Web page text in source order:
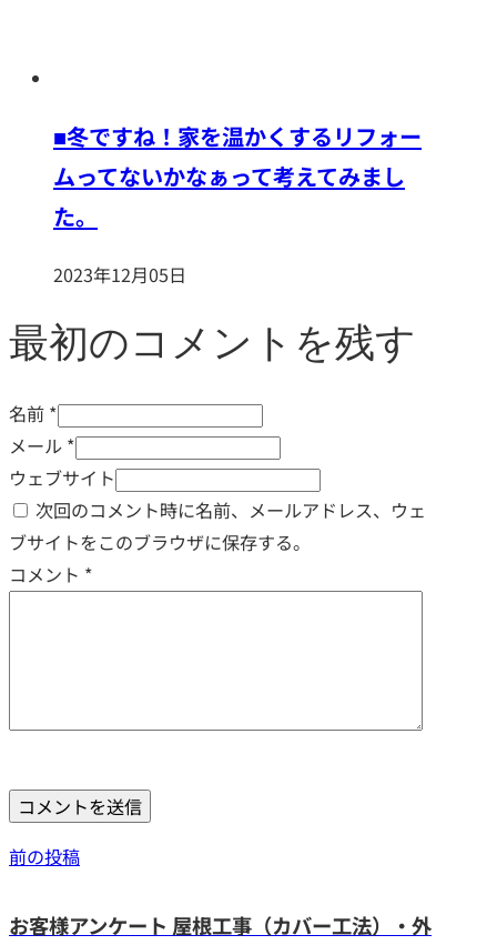
■冬ですね！家を温かくするリフォー
ムってないかなぁって考えてみまし
た。
2023年12月05日
最初のコメントを残す
名前 *
メール *
ウェブサイト
次回のコメント時に名前、メールアドレス、ウェ
ブサイトをこのブラウザに保存する。
コメント *
前の投稿
お客様アンケート 屋根工事（カバー工法）・外